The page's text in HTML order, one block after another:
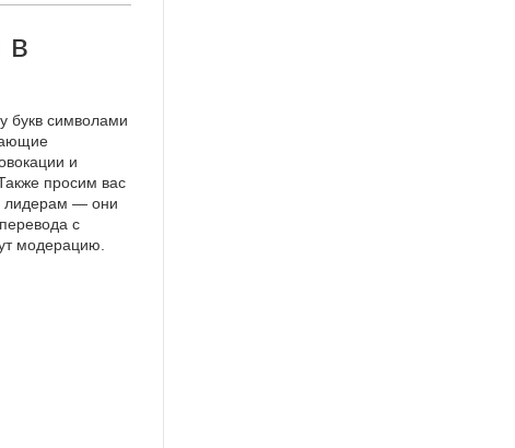
в
букв символами
и
просим вас
лидерам — они
с
модерацию.